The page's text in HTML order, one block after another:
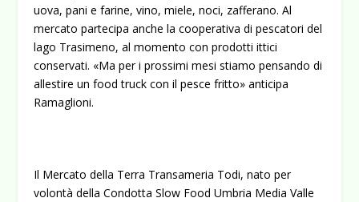
uova, pani e farine, vino, miele, noci, zafferano. Al
mercato partecipa anche la cooperativa di pescatori del
lago Trasimeno, al momento con prodotti ittici
conservati. «Ma per i prossimi mesi stiamo pensando di
allestire un food truck con il pesce fritto» anticipa
Ramaglioni.
Il Mercato della Terra Transameria Todi, nato per
volontà della Condotta Slow Food Umbria Media Valle